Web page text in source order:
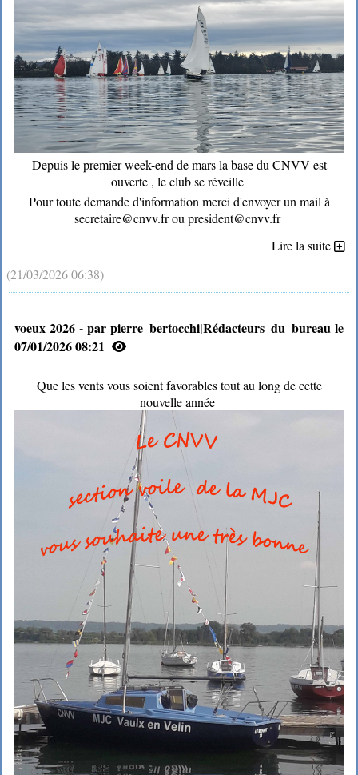
Depuis le premier week-end de mars la base du CNVV est
ouverte , le club se réveille
Pour toute demande d'information merci d'envoyer un mail à
secretaire@cnvv.fr ou president@cnvv.fr
Lire la suite
(21/03/2026 06:38)
voeux 2026 - par pierre_bertocchi|Rédacteurs_du_bureau le
07/01/2026 08:21
Que les vents vous soient favorables tout au long de cette
nouvelle année